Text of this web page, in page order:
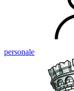
personale